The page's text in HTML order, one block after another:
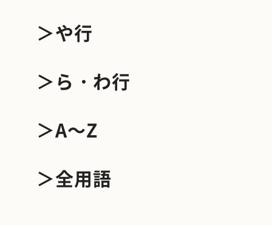
＞や行
＞ら・わ行
＞A～Z
＞全用語